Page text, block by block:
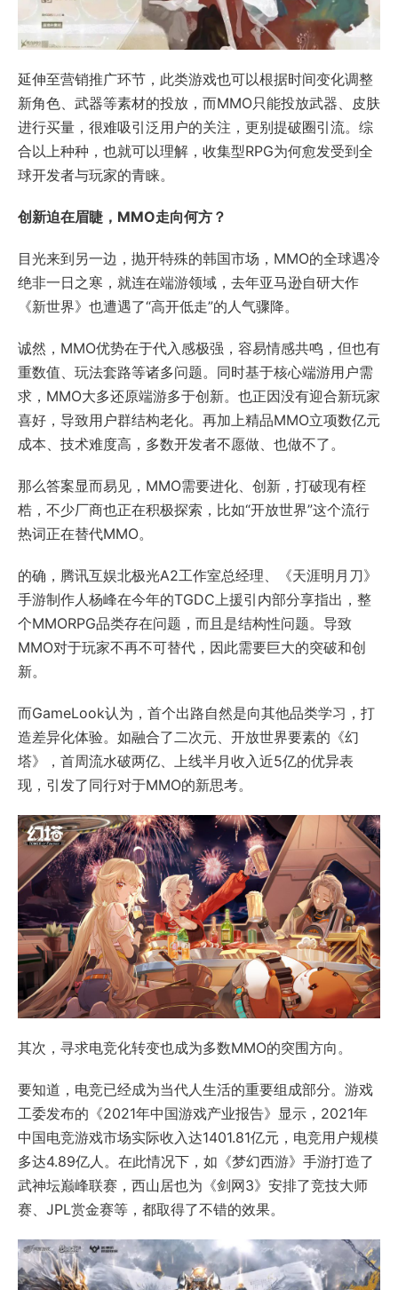
延伸至营销推广环节，此类游戏也可以根据时间变化调整
新角色、武器等素材的投放，而MMO只能投放武器、皮肤
进行买量，很难吸引泛用户的关注，更别提破圈引流。综
合以上种种，也就可以理解，收集型RPG为何愈发受到全
球开发者与玩家的青睐。
创新迫在眉睫，MMO走向何方？
目光来到另一边，抛开特殊的韩国市场，MMO的全球遇冷
绝非一日之寒，就连在端游领域，去年亚马逊自研大作
《新世界》也遭遇了“高开低走”的人气骤降。
诚然，MMO优势在于代入感极强，容易情感共鸣，但也有
重数值、玩法套路等诸多问题。同时基于核心端游用户需
求，MMO大多还原端游多于创新。也正因没有迎合新玩家
喜好，导致用户群结构老化。再加上精品MMO立项数亿元
成本、技术难度高，多数开发者不愿做、也做不了。
那么答案显而易见，MMO需要进化、创新，打破现有桎
梏，不少厂商也正在积极探索，比如“开放世界”这个流行
热词正在替代MMO。
的确，腾讯互娱北极光A2工作室总经理、《天涯明月刀》
手游制作人杨峰在今年的TGDC上援引内部分享指出，整
个MMORPG品类存在问题，而且是结构性问题。导致
MMO对于玩家不再不可替代，因此需要巨大的突破和创
新。
而GameLook认为，首个出路自然是向其他品类学习，打
造差异化体验。如融合了二次元、开放世界要素的《幻
塔》，首周流水破两亿、上线半月收入近5亿的优异表
现，引发了同行对于MMO的新思考。
其次，寻求电竞化转变也成为多数MMO的突围方向。
要知道，电竞已经成为当代人生活的重要组成部分。游戏
工委发布的《2021年中国游戏产业报告》显示，2021年
中国电竞游戏市场实际收入达1401.81亿元，电竞用户规模
多达4.89亿人。在此情况下，如《梦幻西游》手游打造了
武神坛巅峰联赛，西山居也为《剑网3》安排了竞技大师
赛、JPL赏金赛等，都取得了不错的效果。